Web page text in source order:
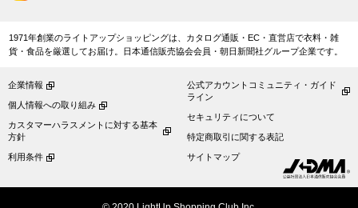
Tシャツ／カッ
ポロシャツ
シャツ／ブラ
タンクトップ
1971年創業のライトアップショッピングは、カタログ通販・EC・直営店で衣料・雑
貨・食品を厳選してお届け。日本通信販売協会会員・朝日新聞社グループ企業です。
企業情報
個人情報への取り組み
カスタマーハラスメントに対する基本
方針
利用条件
公式アカウントコミュニティ・ガイド
ライン
セキュリティについて
特定商取引に関する表記
サイトマップ